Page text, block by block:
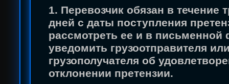
1. Перевозчик обязан в течение
дней с даты поступления
рассмотреть ее и в письменной
уведомить грузоотправителя
грузополучателя об
отклонении претензии.